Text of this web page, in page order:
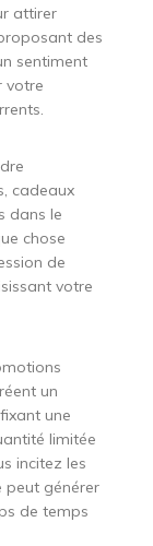
attirer
des
sentiment
votre
cadeaux
dans le
chose
de
votre
un
une
limitée
incitez les
peut générer
de temps